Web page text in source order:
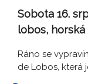
Sobota 16.
lobos, horská
Ráno se
de Lobos, která